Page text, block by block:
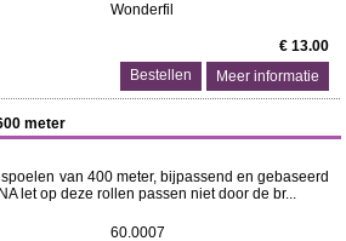
Wonderfil
€ 13.00
Meer informatie
meter
van 400 meter, bijpassend en gebaseerd
let op deze rollen passen niet door de br...
60.0007